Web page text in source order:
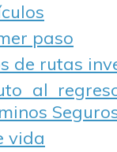
paso
de rutas
al
vida